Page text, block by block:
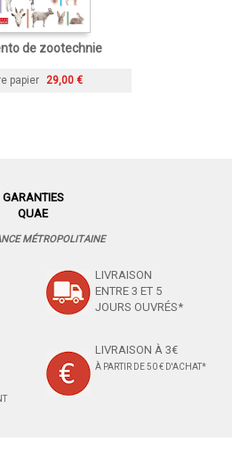
de zootechnie
papier 29,00 €
GARANTIES
QUAE
MÉTROPOLITAINE
LIVRAISON
ENTRE 3 ET 5
JOURS OUVRÉS*
LIVRAISON À 3€
À PARTIR DE 50 € D'ACHAT*